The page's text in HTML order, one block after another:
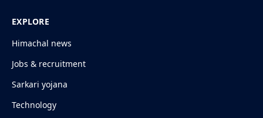
EXPLORE
Himachal news
Jobs & recruitment
Sarkari yojana
Technology